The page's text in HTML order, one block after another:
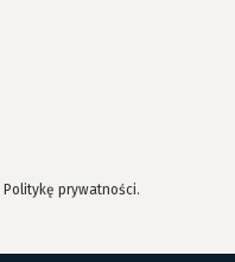
prywatności.